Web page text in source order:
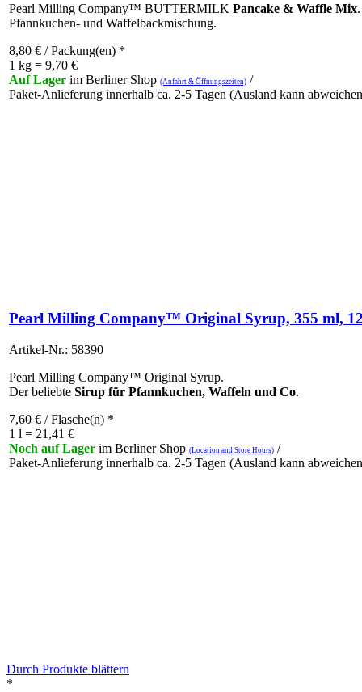
Pearl Milling Company™ BUTTERMILK Pancake & Waffle Mix.
Pfannkuchen- und Waffelbackmischung.
8,80 € / Packung(en) *
1 kg = 9,70 €
Auf Lager im Berliner Shop (Anfahrt & Öffnungszeiten) /
Paket-Anlieferung innerhalb ca. 2-5 Tagen (Ausland kann
Pearl Milling Company™ Original Syrup, 355 ml,
Artikel-Nr.: 58390
Pearl Milling Company™ Original Syrup.
Der beliebte Sirup für Pfannkuchen, Waffeln und Co.
7,60 € / Flasche(n) *
1 l = 21,41 €
Noch auf Lager im Berliner Shop (Location and Store Hours) /
Paket-Anlieferung innerhalb ca. 2-5 Tagen (Ausland kann
Durch Produkte blättern
*